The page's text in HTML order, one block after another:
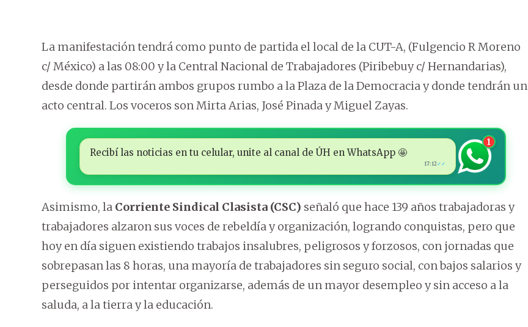
La manifestación tendrá como punto de partida el local de la CUT-A, (Fulgencio R Moreno
c/ México) a las 08:00 y la Central Nacional de Trabajadores (Piribebuy c/ Hernandarias),
desde donde partirán ambos grupos rumbo a la Plaza de la Democracia y donde tendrán un
acto central. Los voceros son Mirta Arias, José Pinada y Miguel Zayas.
Recibí las noticias en tu celular, unite al canal de ÚH en WhatsApp 🤩
17:12✓✓
1
Asimismo, la Corriente Sindical Clasista (CSC) señaló que hace 139 años trabajadoras y
trabajadores alzaron sus voces de rebeldía y organización, logrando conquistas, pero que
hoy en día siguen existiendo trabajos insalubres, peligrosos y forzosos, con jornadas que
sobrepasan las 8 horas, una mayoría de trabajadores sin seguro social, con bajos salarios y
perseguidos por intentar organizarse, además de un mayor desempleo y sin acceso a la
saluda, a la tierra y la educación.